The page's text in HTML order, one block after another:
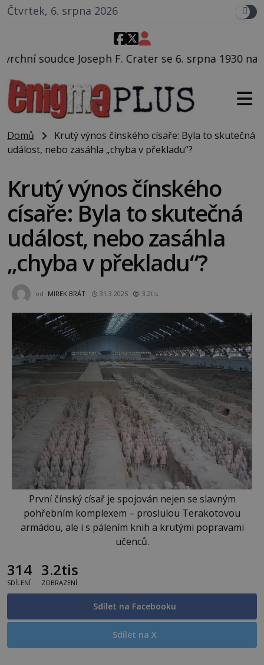
Čtvrtek, 6. srpna 2026
Crater se 6. srpna 1930 navečeří ve své
Domů
Krutý výnos čínského císaře: Byla to skutečná
událost, nebo zasáhla „chyba v překladu“?
Krutý výnos čínského
císaře: Byla to skutečná
událost, nebo zasáhla
„chyba v překladu“?
od MIREK BRÁT 31.3.2025 3.2tis
První čínský císař je spojován nejen se slavným
pohřebním komplexem – proslulou Terakotovou
armádou, ale i s pálením knih a krutými popravami
učenců.
314
SDÍLENÍ
3.2tis
ZOBRAZENÍ
Sdílet na Facebooku
Sdílet na X